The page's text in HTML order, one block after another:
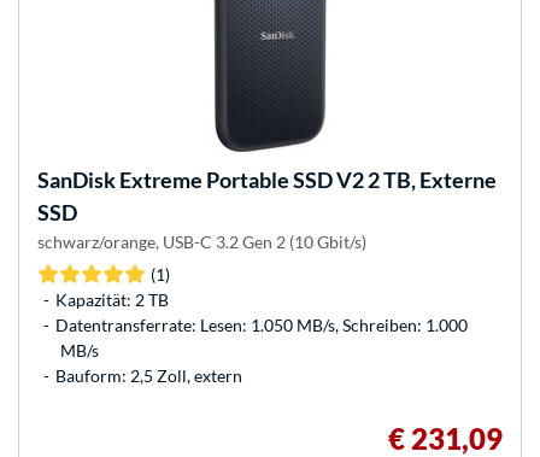
SanDiskExtreme Portable SSD V2 2 TB, Externe
SSD
schwarz/orange, USB-C 3.2 Gen 2 (10 Gbit/s)
(1)
Kapazität: 2 TB
Datentransferrate: Lesen: 1.050 MB/s, Schreiben: 1.000
MB/s
Bauform: 2,5 Zoll, extern
€ 231,09